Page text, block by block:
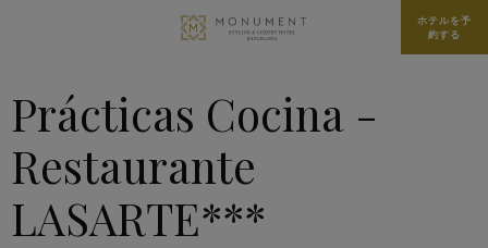
ホテルを予
約する
Prácticas Cocina -
Restaurante
LASARTE***